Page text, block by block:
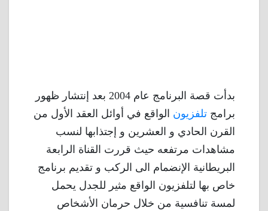
بدأت قصة البرنامج عام 2004 بعد إنتشار ظهور
برامج تلفزيون الواقع في أوائل العقد الأول من
القرن الحادي و العشرين و إجتذابها لنسب
مشاهدات مرتفعه حيث قررت القناة الرابعة
البريطانية الإنضمام الى الركب و تقديم برنامج
خاص بها لتلفزيون الواقع مثير للجدل يحمل
لمسة تنافسية من خلال حرمان الأشخاص